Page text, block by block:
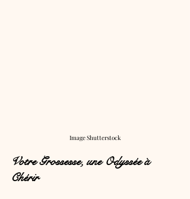
Image Shutterstock
Votre Grossesse, une Odyssée à
Chérir